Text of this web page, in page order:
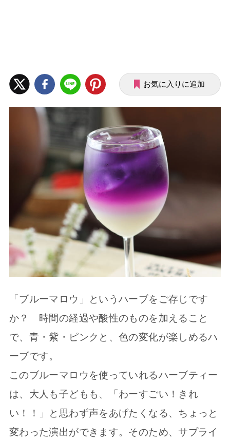
お気に入りに追加
「ブルーマロウ」というハーブをご存じです
か？ 時間の経過や酸性のものを加えること
で、青・紫・ピンクと、色の変化が楽しめるハ
ーブです。
このブルーマロウを使っていれるハーブティー
は、大人も子どもも、「わーすごい！きれ
い！！」と思わず声をあげたくなる、ちょっと
変わった演出ができます。そのため、サプライ